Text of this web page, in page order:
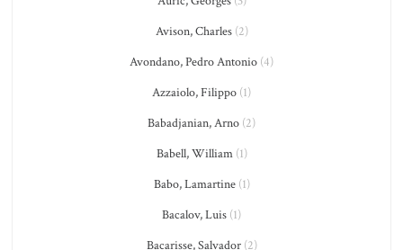
Avison, Charles(2)
Avondano, Pedro Antonio (4)
Azzaiolo, Filippo (1)
Babadjanian, Arno (2)
Babell, William(1)
Babo, Lamartine(1)
Bacalov, Luis (1)
Bacarisse, Salvador(2)